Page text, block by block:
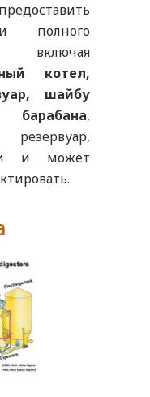
полного
котел,
шайбу
,
и может